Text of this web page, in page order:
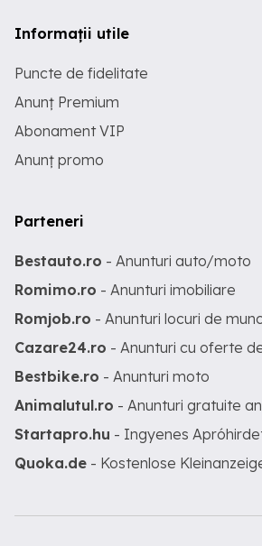
Informații utile
Puncte de fidelitate
Anunț Premium
Abonament VIP
Anunț promo
Parteneri
Bestauto.ro - Anunturi auto/moto
Romimo.ro - Anunturi imobiliare
Romjob.ro - Anunturi locuri de
Cazare24.ro - Anunturi cu oferte
Bestbike.ro - Anunturi moto
Animalutul.ro - Anunturi gratuite
Startapro.hu - Ingyenes
Quoka.de - Kostenlose